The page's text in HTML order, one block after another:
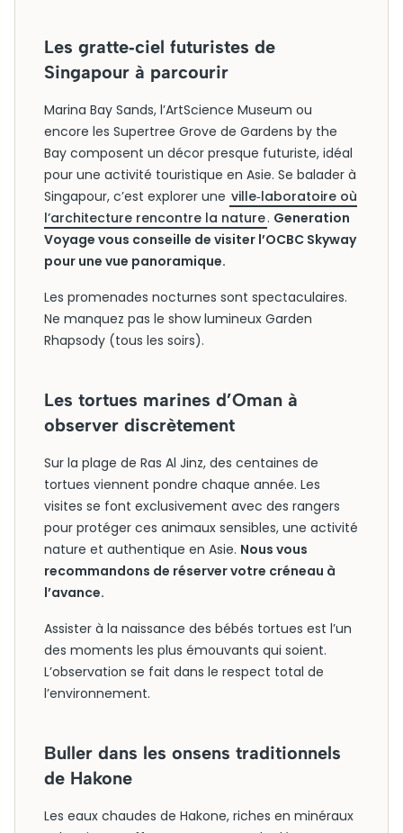
Les gratte‑ciel futuristes de
Singapour à parcourir
Marina Bay Sands, l’ArtScience Museum ou
encore les Supertree Grove de Gardens by the
Bay composent un décor presque futuriste, idéal
pour une activité touristique en Asie. Se balader à
Singapour, c’est explorer une ville‑laboratoire où
l’architecture rencontre la nature. Generation
Voyage vous conseille de visiter l’OCBC Skyway
pour une vue panoramique.
Les promenades nocturnes sont spectaculaires.
Ne manquez pas le show lumineux Garden
Rhapsody (tous les soirs).
Les tortues marines d’Oman à
observer discrètement
Sur la plage de Ras Al Jinz, des centaines de
tortues viennent pondre chaque année. Les
visites se font exclusivement avec des rangers
pour protéger ces animaux sensibles, une activité
nature et authentique en Asie. Nous vous
recommandons de réserver votre créneau à
l’avance.
Assister à la naissance des bébés tortues est l’un
des moments les plus émouvants qui soient.
L’observation se fait dans le respect total de
l’environnement.
Buller dans les onsens traditionnels
de Hakone
Les eaux chaudes de Hakone, riches en minéraux